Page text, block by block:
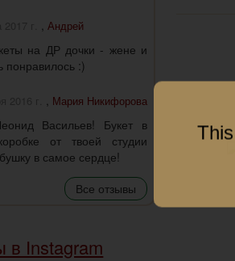
, Андрей
на ДР дочки - жене и
понравилось :)
, Мария Никифорова
Васильев! Букет в
от твоей студии
в самое сердце!
Все отзывы
в Instagram